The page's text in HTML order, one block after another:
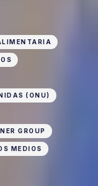
(ONU)
GROUP
MEDIOS